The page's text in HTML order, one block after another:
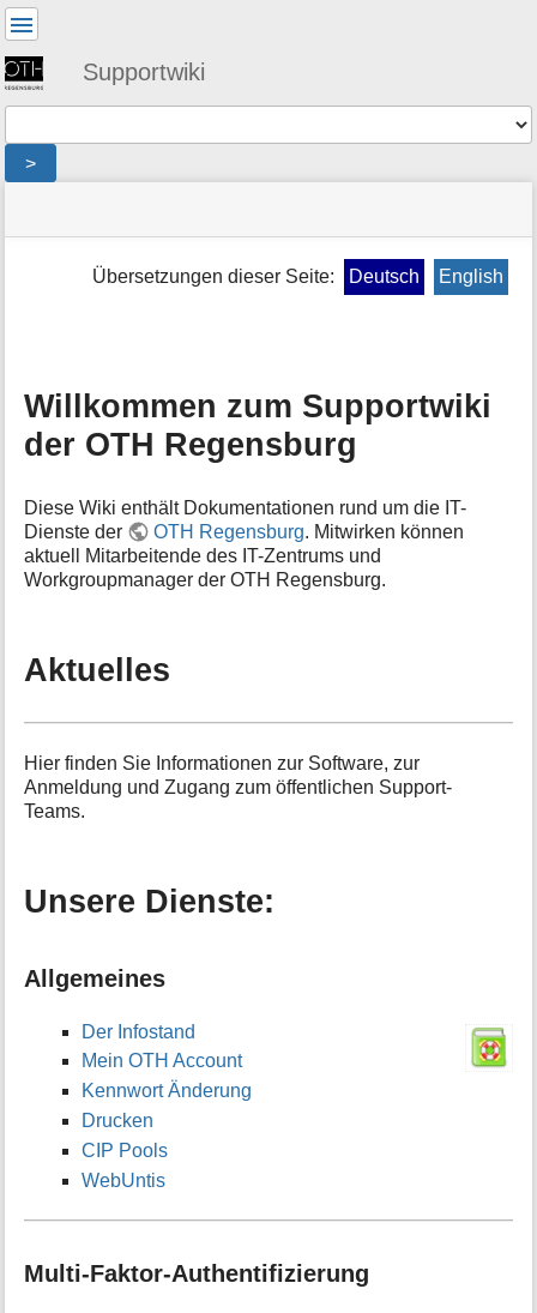
Supportwiki
>
befinden
Seiten-
Werkzeuge
i
n
f
m
a
t
i
n
S
e
i
Übersetzungen dieser Seite: Deutsch English
Willkommen zum Supportwiki
der OTH Regensburg
Diese Wiki enthält Dokumentationen rund um die IT-
Dienste der
OTH Regensburg. Mitwirken können
aktuell Mitarbeitende des IT-Zentrums und
Workgroupmanager der OTH Regensburg.
Aktuelles
Hier finden Sie Informationen zur Software, zur
Anmeldung und Zugang zum öffentlichen Support-
Teams.
Unsere Dienste:
Allgemeines
Der Infostand
Mein OTH Account
Kennwort Änderung
Drucken
CIP Pools
WebUntis
Multi-Faktor-Authentifizierung